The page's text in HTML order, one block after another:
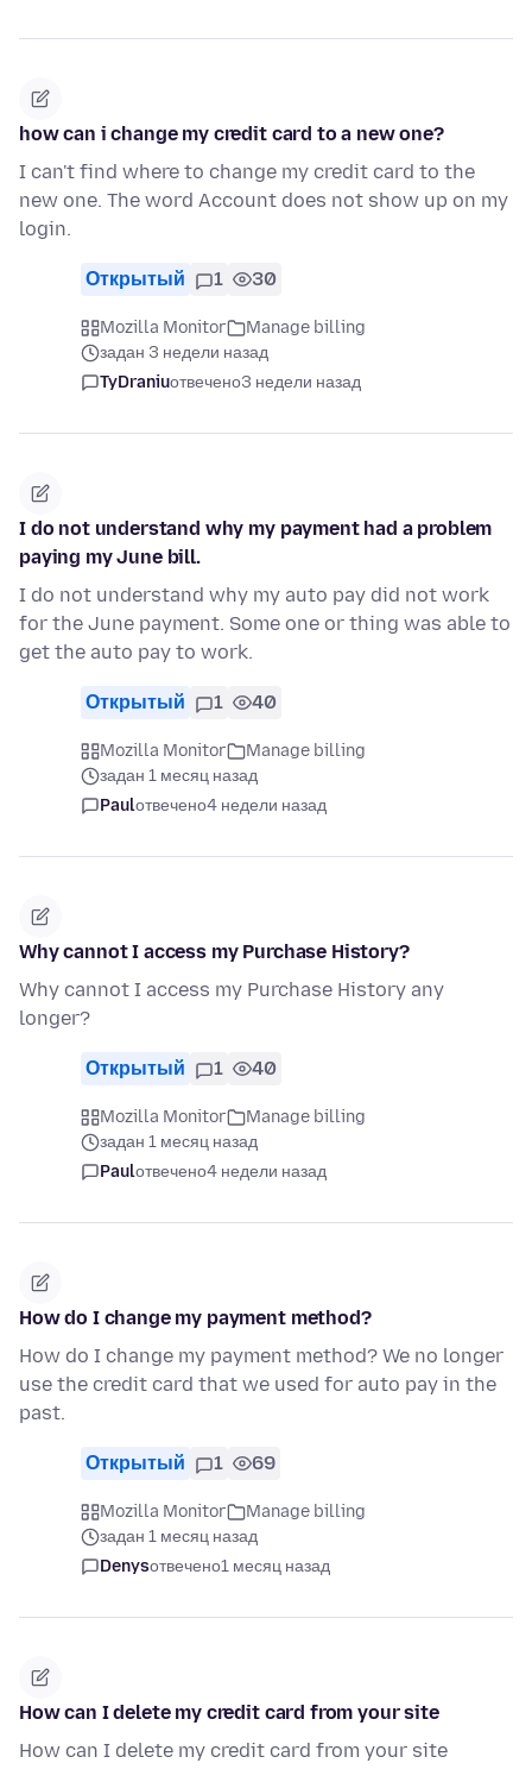
how can i change my credit card to a new one?
I can't find where to change my credit card to the
new one. The word Account does not show up on my
login.
Открытый 1 30
Mozilla Monitor
Manage billing
задан 3 недели назад
TyDraniuотвечено3 недели назад
I do not understand why my payment had a problem
paying my June bill.
I do not understand why my auto pay did not work
for the June payment. Some one or thing was able to
get the auto pay to work.
Открытый 1 40
Mozilla Monitor
Manage billing
задан 1 месяц назад
Paulотвечено4 недели назад
Why cannot I access my Purchase History?
Why cannot I access my Purchase History any
longer?
Открытый 1 40
Mozilla Monitor
Manage billing
задан 1 месяц назад
Paulотвечено4 недели назад
How do I change my payment method?
How do I change my payment method? We no longer
use the credit card that we used for auto pay in the
past.
Открытый 1 69
Mozilla Monitor
Manage billing
задан 1 месяц назад
Denysотвечено1 месяц назад
How can I delete my credit card from your site
How can I delete my credit card from your site